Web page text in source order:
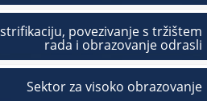
povezivanje s tržištem
rada i obrazovanje odrasli
Sektor za visoko obrazovanje